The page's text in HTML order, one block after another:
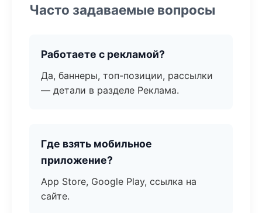
Часто задаваемые вопросы
Работаете с рекламой?
Да, баннеры, топ-позиции, рассылки
— детали в разделе Реклама.
Где взять мобильное
приложение?
App Store, Google Play, ссылка на
сайте.